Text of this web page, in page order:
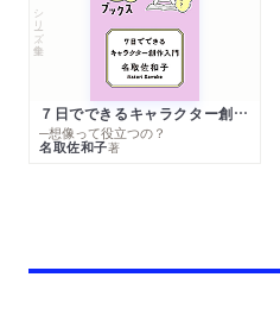
シリーズ・全集
７日でできるキャラクター創作入門
─想像って役立つの？
名取佐和子著